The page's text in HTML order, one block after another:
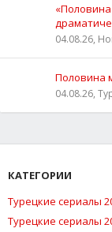
04.08.26,
Половина
04.08.26,
КАТЕГОРИИ
Турецкие сериалы
Турецкие сериалы